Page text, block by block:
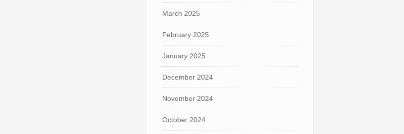
March 2025
February 2025
January 2025
December 2024
November 2024
October 2024